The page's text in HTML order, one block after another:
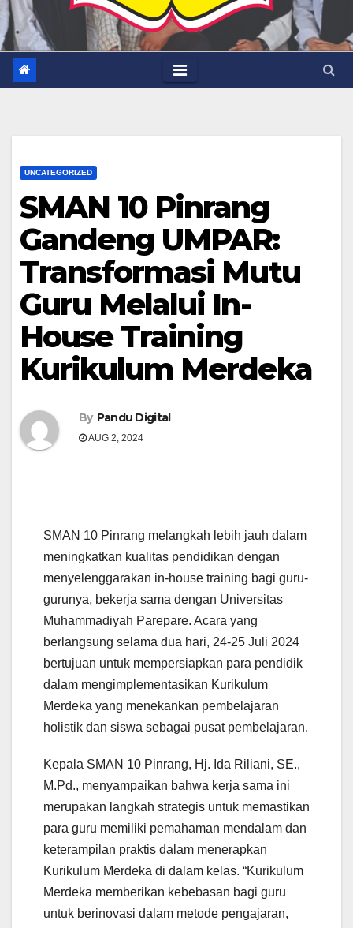
UNCATEGORIZED
SMAN 10 Pinrang
Gandeng UMPAR:
Transformasi Mutu
Guru Melalui In-
House Training
Kurikulum Merdeka
By Pandu Digital
AUG 2, 2024
SMAN 10 Pinrang melangkah lebih jauh dalam
meningkatkan kualitas pendidikan dengan
menyelenggarakan in-house training bagi guru-
gurunya, bekerja sama dengan Universitas
Muhammadiyah Parepare. Acara yang
berlangsung selama dua hari, 24-25 Juli 2024
bertujuan untuk mempersiapkan para pendidik
dalam mengimplementasikan Kurikulum
Merdeka yang menekankan pembelajaran
holistik dan siswa sebagai pusat pembelajaran.
Kepala SMAN 10 Pinrang, Hj. Ida Riliani, SE.,
M.Pd., menyampaikan bahwa kerja sama ini
merupakan langkah strategis untuk memastikan
para guru memiliki pemahaman mendalam dan
keterampilan praktis dalam menerapkan
Kurikulum Merdeka di dalam kelas. “Kurikulum
Merdeka memberikan kebebasan bagi guru
untuk berinovasi dalam metode pengajaran,